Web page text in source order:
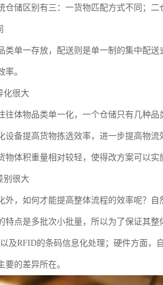
仓储区别有三：一货物匹配方式不同；
类单一存放，配送则是单一制的集中配
率。
化很大
往体物品类单一化，一个仓储只有几种
设备提高货物拣选效率，进一步提高物
物体积重量相对较轻，使得改方案可以实
别很大
外，如何才能提高整体流程的效率呢？
特点是多批次小批量，所以为了保证其
及RFID的条码信息化处理；硬件方面
要的差异所在。